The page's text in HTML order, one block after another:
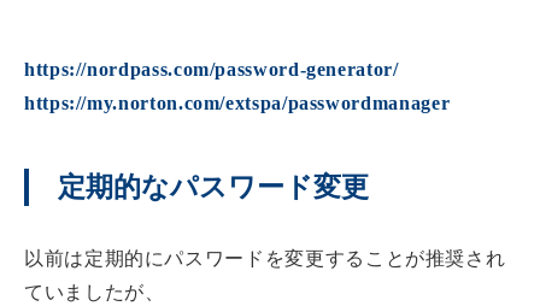
https://nordpass.com/password-generator/
https://my.norton.com/extspa/passwordmanager
定期的なパスワード変更
以前は定期的にパスワードを変更することが推奨され
ていましたが、